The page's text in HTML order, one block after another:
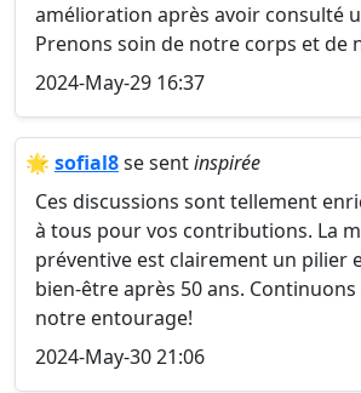
amélioration après avoir consulté
Prenons soin de notre corps et de
2024-May-29 16:37
🌟 sofial8se sentinspirée
Ces discussions sont tellement
à tous pour vos contributions. La
préventive est clairement un pilier
bien-être après 50 ans.
notre entourage!
2024-May-30 21:06